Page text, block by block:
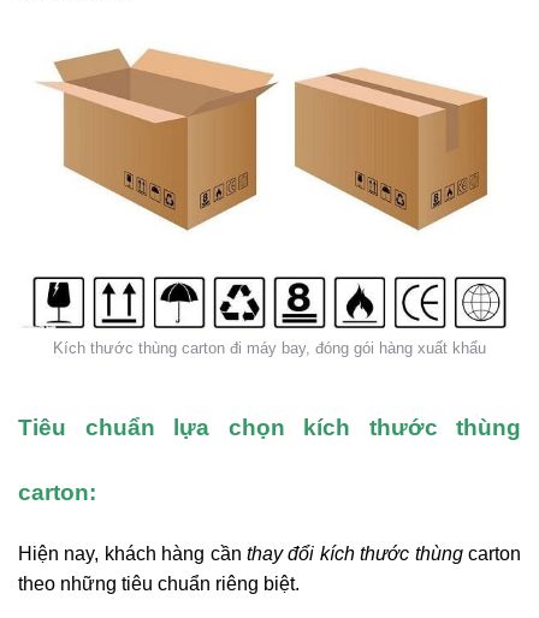
Kích thước thùng carton đi máy bay, đóng gói hàng xuất khẩu
Tiêu chuẩn lựa chọn kích thước thùng
carton:
Hiện nay, khách hàng cần thay đổi kích thước thùngcarton
theo những tiêu chuẩn riêng biệt.